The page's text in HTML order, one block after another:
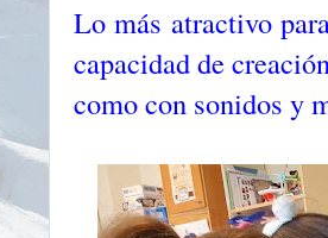
Lo más atractivo
capacidad de
como con sonidos y